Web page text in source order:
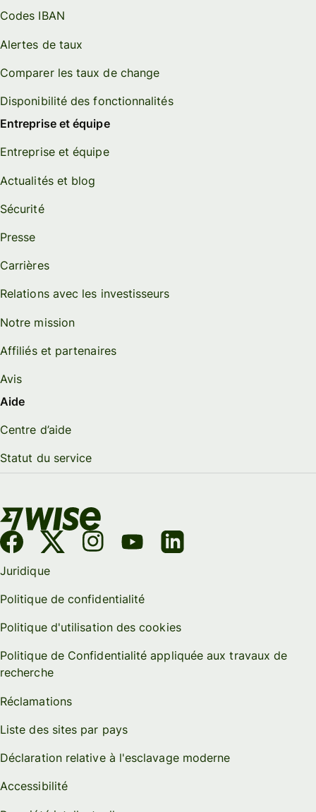
Codes IBAN
Alertes de taux
Comparer les taux de change
Disponibilité des fonctionnalités
Entreprise et équipe
Entreprise et équipe
Actualités et blog
Sécurité
Presse
Carrières
Relations avec les investisseurs
Notre mission
Affiliés et partenaires
Avis
Aide
Centre d’aide
Statut du service
Juridique
Politique de confidentialité
Politique d'utilisation des cookies
Politique de Confidentialité appliquée aux travaux de
recherche
Réclamations
Liste des sites par pays
Déclaration relative à l'esclavage moderne
Accessibilité